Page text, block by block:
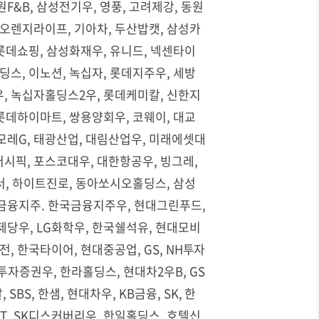
삼성전기우, 영풍, 고려제강, 동원
렌지라이프, 기아차, 두산밥캣, 삼성카
쇼핑, 삼성화재우, 유니드, 넥센타이
스, 이노션, 녹십자, 롯데지주우, 세방
녹십자홀딩스2우, 롯데케미칼, 신한지
하이마트, 쌍용양회우, 코웨이, 대교
G, 태광산업, 대림산업우, 미래에셋대
픽, 포스코대우, 대한항공우, 빙그레,
하이트진로, 동아쏘시오홀딩스, 삼성
지주. 한국금융지주우, 현대그린푸드,
우, LG화학우, 한국쉘석유, 현대모비
, 한국타이어, 현대중공업, GS, NH투자
증권우, 한라홀딩스, 현대차2우B, GS
SBS, 한샘, 현대차우, KB금융, SK, 한
SK디스커버리우, 한일홀딩스, 호텔신